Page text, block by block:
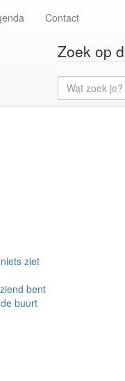
Contact
Zoek op
Wat
zoek
je?
ziet
bent
buurt